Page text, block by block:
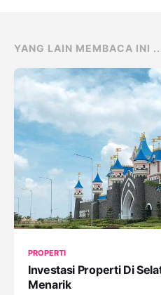
YANG LAIN MEMBACA INI
PROPERTI
Investasi Properti Di
Menarik